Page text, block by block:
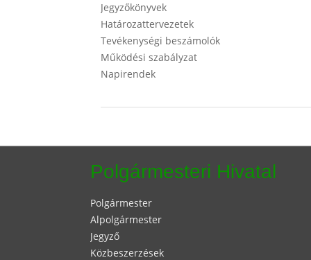
Jegyzőkönyvek
Határozattervezetek
Tevékenységi beszámolók
Működési szabályzat
Napirendek
Polgármesteri Hivatal
Polgármester
Alpolgármester
Jegyző
Közbeszerzések